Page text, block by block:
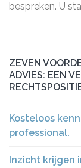
bespreken. U
ZEVEN
ADVIES: EEN
Kosteloos
professional.
Inzicht krijgen